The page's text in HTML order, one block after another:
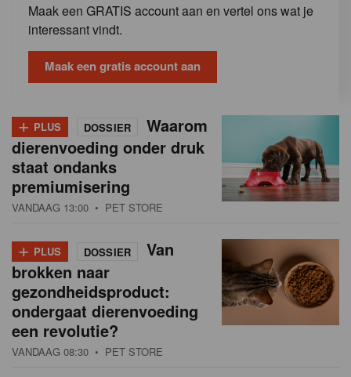
Maak een GRATIS account aan en vertel ons wat je
interessant vindt.
Maak een gratis account aan
+ PLUS DOSSIER
Waarom
dierenvoeding onder druk
staat ondanks
premiumisering
VANDAAG 13:00 • PET STORE
+ PLUS DOSSIER
Van
brokken naar
gezondheidsproduct:
ondergaat dierenvoeding
een revolutie?
VANDAAG 08:30 • PET STORE